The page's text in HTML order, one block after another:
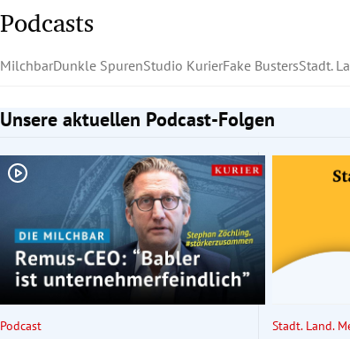
Untermenü
Untermenü
Untermenü
Untermenü
Podcasts
MilchbarDunkle SpurenStudio KurierFake BustersStadt.
Unsere aktuellen Podcast-Folgen
Slide 1 von 1
Podcast Stadt. Land.